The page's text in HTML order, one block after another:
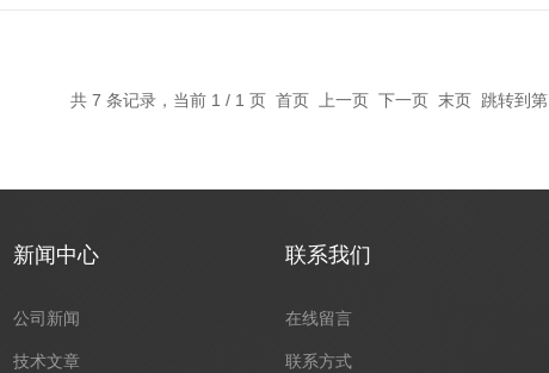
共 7 条记录，当前 1 / 1 页 首页 上一页 下一页 末页 跳转到第
新闻中心
公司新闻
技术文章
联系我们
在线留言
联系方式